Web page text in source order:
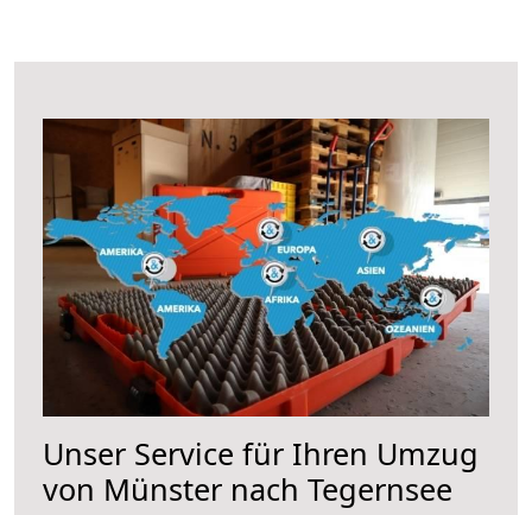
Unser Service für Ihren Umzug
von Münster nach Tegernsee